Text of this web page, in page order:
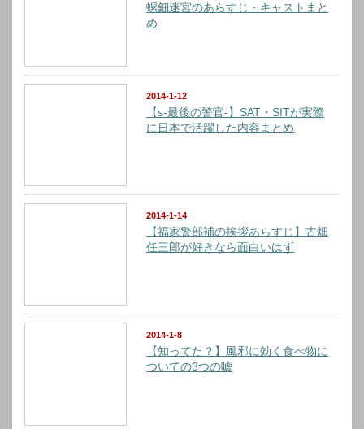
螺鈿迷宮のあらすじ・キャストまと
め
2014-1-12
【s-最後の警官-】SAT・SITが実際
に日本で活躍した内容まとめ
2014-1-14
【福家警部補の挨拶あらすじ】古畑
任三郎が好きなら面白いはず
2014-1-8
【知ってた？】風邪に効く食べ物に
ついての3つの嘘